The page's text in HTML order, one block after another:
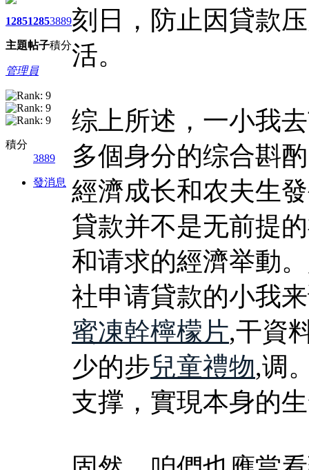
1285
主題
1285
帖子
3889
積分
管理員
積分
3889
發消息
刻日，防止因貸款
活。
综上所述，一小我
多個身分的综合斟
經濟成长和农夫生
貸款并不是无前提
和请求的經濟举動
社申请貸款的小我
蜜凍幹檸檬片,干資
少的步兒童禮物,调
支撑，實現本身的